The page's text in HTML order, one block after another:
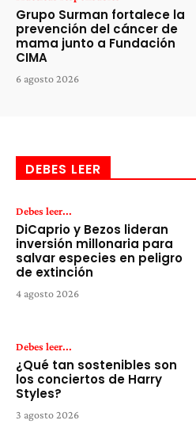
Grupo Surman fortalece la
prevención del cáncer de
mama junto a Fundación
CIMA
6 agosto 2026
DEBES LEER
Debes leer...
DiCaprio y Bezos lideran
inversión millonaria para
salvar especies en peligro
de extinción
4 agosto 2026
Debes leer...
¿Qué tan sostenibles son
los conciertos de Harry
Styles?
3 agosto 2026